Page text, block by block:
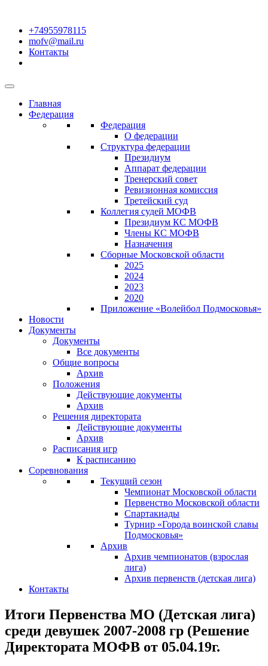
+74955978115
mofv@mail.ru
Контакты
Главная
Федерация
Федерация
О федерации
Структура федерации
Президиум
Аппарат федерации
Тренерский совет
Ревизионная комиссия
Третейский суд
Коллегия судей МОФВ
Президиум КС МОФВ
Члены КС МОФВ
Назначения
Сборные Московской области
2025
2024
2023
2020
Приложение «Волейбол Подмосковья»
Новости
Документы
Документы
Все документы
Общие вопросы
Архив
Положения
Действующие документы
Архив
Решения директората
Действующие документы
Архив
Расписания игр
К расписанию
Соревнования
Текущий сезон
Чемпионат Московской области
Первенство Московской области
Спартакиады
Турнир «Города воинской славы
Подмосковья»
Архив
Архив чемпионатов (взрослая
лига)
Архив первенств (детская лига)
Контакты
Итоги Первенства МО (Детская лига)
среди девушек 2007-2008 гр (Решение
Директората МОФВ от 05.04.19г.